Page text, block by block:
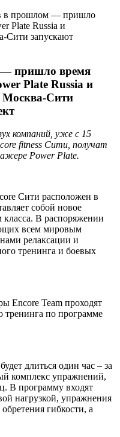
в прошлом — пришло
Plate Russia и
Сити запускают
пришло время
Plate Russia и
Москва-Сити
компаний, уже с 15
fitness Сити, получат
Power Plate.
Сити расположен в
собой новое
В распоряжении
всем мировым
релаксации и
тренинга и боевых
Encore Team проходят
тренинга по программе
длиться один час – за
комплекс упражнений,
В программу входят
нагрузкой, упражнения
гибкости, а